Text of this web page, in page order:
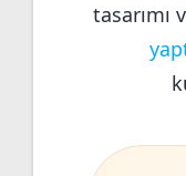
tasarımı